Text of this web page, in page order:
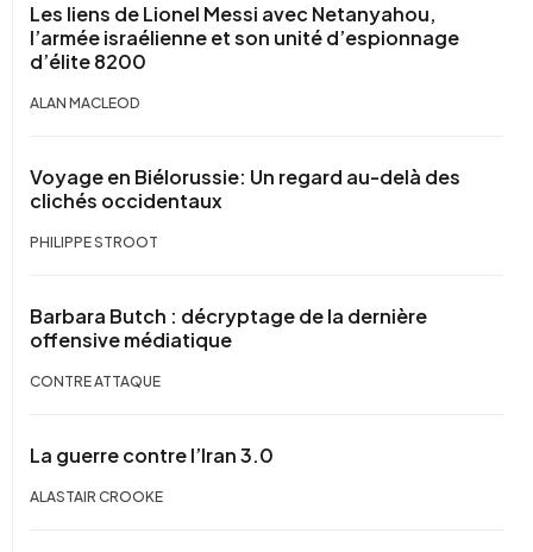
Les liens de Lionel Messi avec Netanyahou,
l’armée israélienne et son unité d’espionnage
d’élite 8200
ALAN MACLEOD
Voyage en Biélorussie: Un regard au-delà des
clichés occidentaux
PHILIPPE STROOT
Barbara Butch : décryptage de la dernière
offensive médiatique
CONTRE ATTAQUE
La guerre contre l’Iran 3.0
ALASTAIR CROOKE